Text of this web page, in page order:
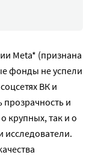
Meta* (признана
фонды не успели
ВК и
и
крупных, так и о
исследователи.